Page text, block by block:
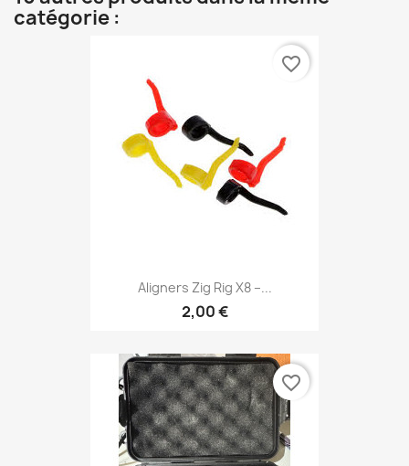
catégorie :
Aligners Zig Rig X8 –...
2,00 €
favorite_border
favorite_border